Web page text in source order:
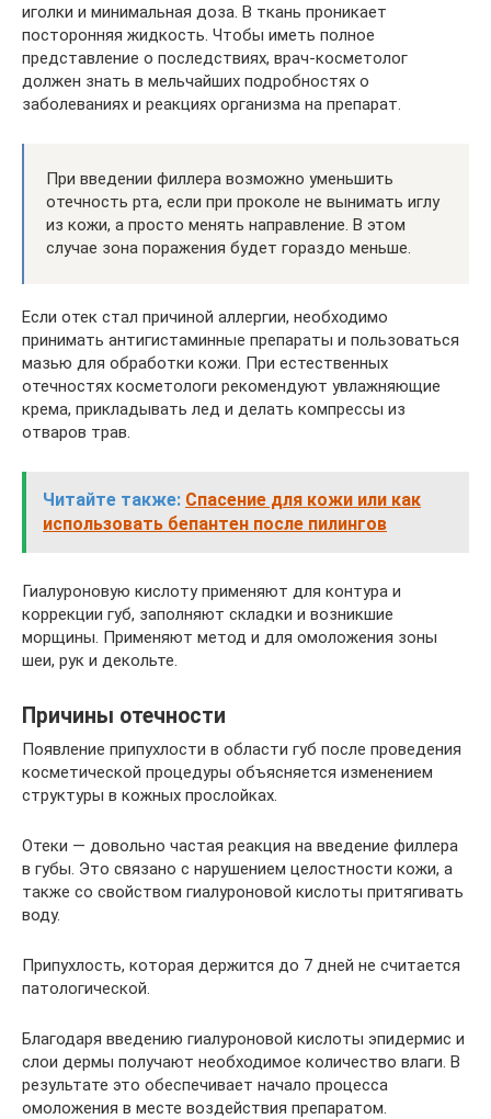
иголки и минимальная доза. В ткань проникает
посторонняя жидкость. Чтобы иметь полное
представление о последствиях, врач-косметолог
должен знать в мельчайших подробностях о
заболеваниях и реакциях организма на препарат.
При введении филлера возможно уменьшить
отечность рта, если при проколе не вынимать иглу
из кожи, а просто менять направление. В этом
случае зона поражения будет гораздо меньше.
Если отек стал причиной аллергии, необходимо
принимать антигистаминные препараты и пользоваться
мазью для обработки кожи. При естественных
отечностях косметологи рекомендуют увлажняющие
крема, прикладывать лед и делать компрессы из
отваров трав.
Читайте также: Спасение для кожи или как
использовать бепантен после пилингов
Гиалуроновую кислоту применяют для контура и
коррекции губ, заполняют складки и возникшие
морщины. Применяют метод и для омоложения зоны
шеи, рук и декольте.
Причины отечности
Появление припухлости в области губ после проведения
косметической процедуры объясняется изменением
структуры в кожных прослойках.
Отеки — довольно частая реакция на введение филлера
в губы. Это связано с нарушением целостности кожи, а
также со свойством гиалуроновой кислоты притягивать
воду.
Припухлость, которая держится до 7 дней не считается
патологической.
Благодаря введению гиалуроновой кислоты эпидермис и
слои дермы получают необходимое количество влаги. В
результате это обеспечивает начало процесса
омоложения в месте воздействия препаратом.